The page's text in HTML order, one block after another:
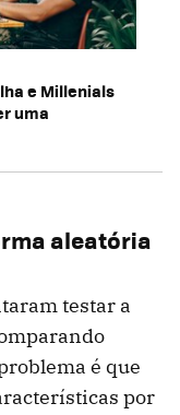
e Millenials
uma
aleatória
testar a
é que
por